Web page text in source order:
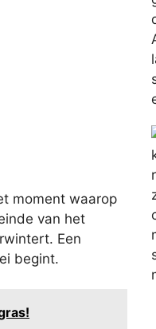
moment waarop
van het
Een
begint.